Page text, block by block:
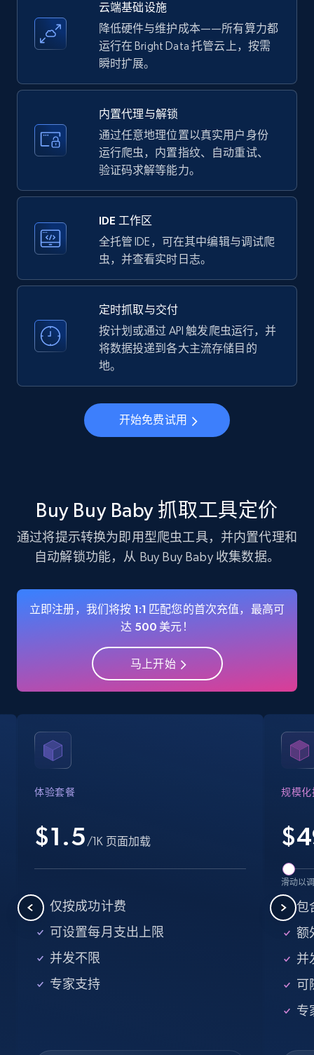
Amazon products - find products by using
upc numbers
price, Currency, Availability, Reviews count, and
more.
5.7K+
LinkedIn company information
ID, Name, Country code, Locations, Followers,
Employees in linkedin, About, Specialties, and
33.5K+ 3.5K+ 注册使用
Instagram - Profiles
Account, Fbid, ID, Followers, Posts count, Is
business account, Is professional account, Is
Instagram - Profiles - Collect profile
business account, Is professional account, Is
verified, and more.
3.5K+ 注册使用
Crunchbase companies information
Name, URL, ID, Cb rank, Region, About,
Searching data by keyword
Name, URL, ID, Cb rank, Region, About,
Industries, Operating status, and more.
云端基础设施
降低硬件与维护成本——所有算力都
运行在 Bright Data 托管云上，按需
瞬时扩展。
内置代理与解锁
通过任意地理位置以真实用户身份
运行爬虫，内置指纹、自动重试、
验证码求解等能力。
IDE 工作区
全托管 IDE，可在其中编辑与调试爬
虫，并查看实时日志。
定时抓取与交付
按计划或通过 API 触发爬虫运行，并
将数据投递到各大主流存储目的
地。
开始免费试用
Buy Buy Baby 抓取工具定价
通过将提示转换为即用型爬虫工具，并内置代理和
自动解锁功能，从 Buy Buy Baby 收集数据。
立即注册，我们将按 1:1 匹配您的首次充值，最高可
达 500 美元！
马上开始
体验套餐
$1.5 /1K 页面加载
仅按成功计费
可设置每月支出上限
并发不限
专家支持
规模化
$
滑动以
包
额
并
可
专